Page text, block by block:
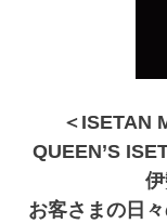
＜ISETAN
QUEEN’S
お客さまの日